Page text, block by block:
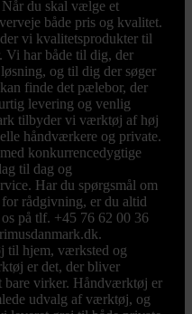
du skal vælge et
både pris og kvalitet.
vi kvalitetsprodukter til
Vi har både til dig, der
og til dig der søger
finde det pælebor, der
levering og venlig
tilbyder vi værktøj af høj
håndværkere og private.
konkurrencedygtige
til dag og
Har du spørgsmål om
rådgivning, er du altid
på tlf. +45 76 62 00 36
til hjem, værksted og
er det, der bliver
bare virker. Håndværktøj er
udvalg af værktøj, og